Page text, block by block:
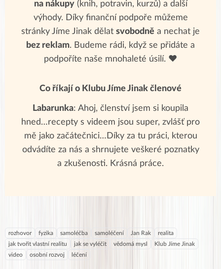
na nákupy(knih, potravin, kurzů) a další
výhody. Díky finanční podpoře můžeme
stránky Jíme Jinak dělat svobodně a nechat je
bez reklam. Budeme rádi, když se přidáte a
podpoříte naše mnohaleté úsilí. ❤
Co říkají o Klubu Jíme Jinak členové
Labarunka: Ahoj, členství jsem si koupila
hned…recepty s videem jsou super, zvlášť pro
mě jako začátečnici…Díky za tu práci, kterou
odvádíte za nás a shrnujete veškeré poznatky
a zkušenosti. Krásná práce.
rozhovor fyzika samoléčba samoléčení Jan Rak
realita
jak tvořit vlastní realitu
jak se vyléčit vědomá mysl
Klub Jíme Jinak
video
osobní rozvoj léčení